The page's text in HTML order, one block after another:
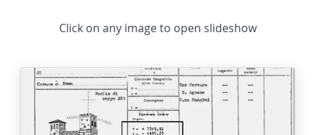
Click on any image to open slideshow